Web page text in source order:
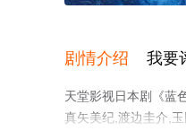
剧情介绍 我要
天堂影视日本剧《蓝
真矢美纪,渡边圭介,